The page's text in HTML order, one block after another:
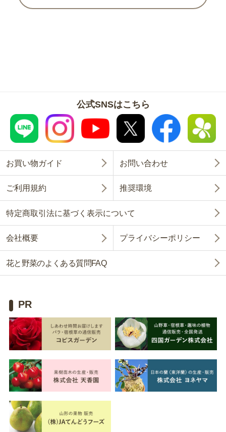
公式SNSはこちら
お買い物ガイド お問い合わせ
ご利用規約 推奨環境
特定商取引法に基づく表示について
会社概要 プライバシーポリシー
花と野菜のよくある質問FAQ
PR